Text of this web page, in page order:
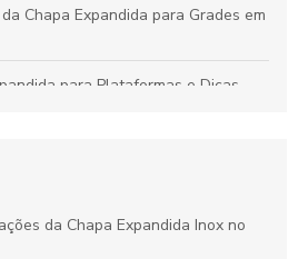
Chapa Expandida para Grades em
para Plataformas e Dicas
Criativas e Soluções Eficientes para
da Chapa Expandida Inox no